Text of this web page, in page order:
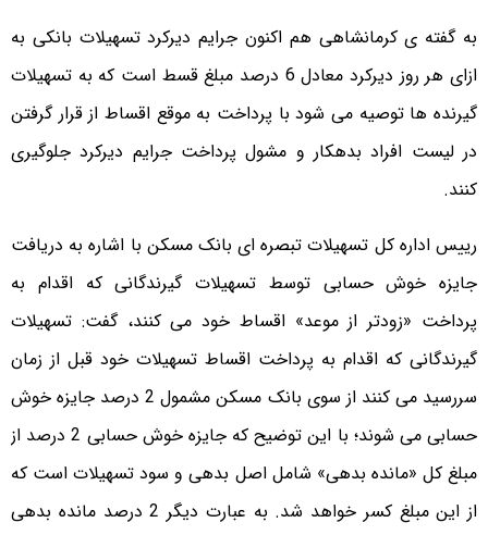
به گفته ی کرمانشاهی هم اکنون جرایم دیرکرد تسهیلات بانکی به
ازای هر روز دیرکرد معادل 6 درصد مبلغ قسط است که به تسهیلات
گیرنده ها توصیه می شود با پرداخت به موقع اقساط از قرار گرفتن
در لیست افراد بدهکار و مشول پرداخت جرایم دیرکرد جلوگیری
کنند.
رییس اداره کل تسهیلات تبصره ای بانک مسکن با اشاره به دریافت
جایزه خوش حسابی توسط تسهیلات گیرندگانی که اقدام به
پرداخت «زودتر از موعد» اقساط خود می کنند، گفت: تسهیلات
گیرندگانی که اقدام به پرداخت اقساط تسهیلات خود قبل از زمان
سررسید می کنند از سوی بانک مسکن مشمول 2 درصد جایزه خوش
حسابی می شوند؛ با این توضیح که جایزه خوش حسابی 2 درصد از
مبلغ کل «مانده بدهی» شامل اصل بدهی و سود تسهیلات است که
از این مبلغ کسر خواهد شد. به عبارت دیگر 2 درصد مانده بدهی